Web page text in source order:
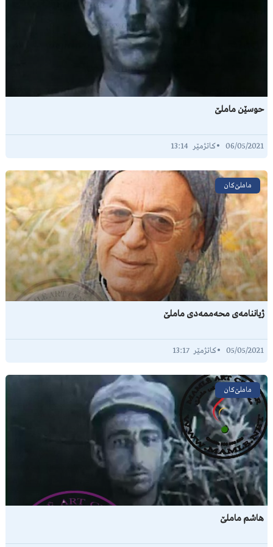
حوسێن ماملێ
06/05/2021
ماملێ‌کان
ژیاننامەی محەممەدی ماملێ
05/05/2021
13:17
ماملێ‌کان
هاشم ماملێ